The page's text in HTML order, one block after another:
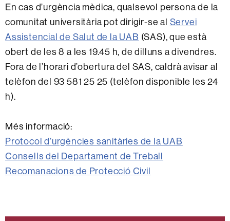
En cas d’urgència mèdica, qualsevol persona de la
comunitat universitària pot dirigir-se al Servei
Assistencial de Salut de la UAB (SAS), que està
obert de les 8 a les 19.45 h, de dilluns a divendres.
Fora de l’horari d’obertura del SAS, caldrà avisar al
telèfon del 93 581 25 25 (telèfon disponible les 24
h).
Més informació:
Protocol d’urgències sanitàries de la UAB
Consells del Departament de Treball
Recomanacions de Protecció Civil